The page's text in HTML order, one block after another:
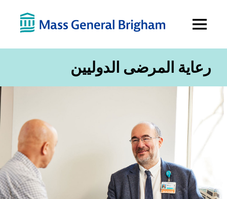
Menu
رعاية المرضى الدوليين